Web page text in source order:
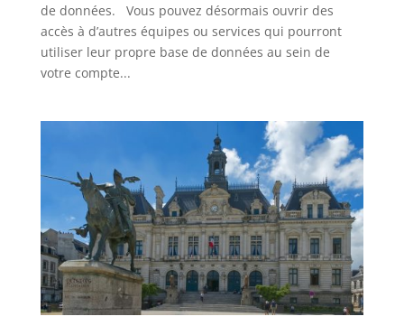
de données. Vous pouvez désormais ouvrir des
accès à d’autres équipes ou services qui pourront
utiliser leur propre base de données au sein de
votre compte...